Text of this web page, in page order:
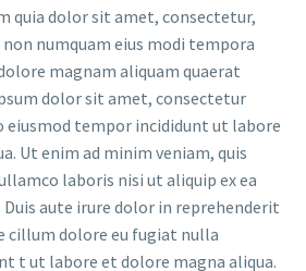
quia dolor sit amet, consectetur,
numquam eius modi tempora
magnam aliquam quaerat
dolor sit amet, consectetur
eiusmod tempor incididunt ut labore
Ut enim ad minim veniam, quis
laboris nisi ut aliquip ex ea
aute irure dolor in reprehenderit
cillum dolore eu fugiat nulla
t ut labore et dolore magna aliqua.